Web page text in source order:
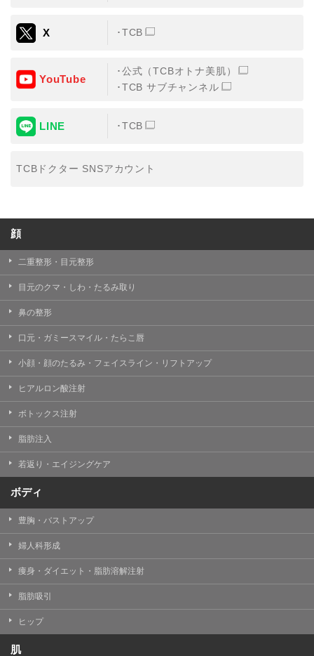
X TCB
YouTube
公式（TCBオトナ美肌）
TCB サブチャンネル
LINE TCB
TCBドクター SNSアカウント
顔
二重整形・目元整形
目元のクマ・しわ・たるみ取り
鼻の整形
口元・ガミースマイル・たらこ唇
小顔・顔のたるみ・フェイスライン・リフトアップ
ヒアルロン酸注射
ボトックス注射
脂肪注入
若返り・エイジングケア
ボディ
豊胸・バストアップ
婦人科形成
痩身・ダイエット・脂肪溶解注射
脂肪吸引
ヒップ
肌